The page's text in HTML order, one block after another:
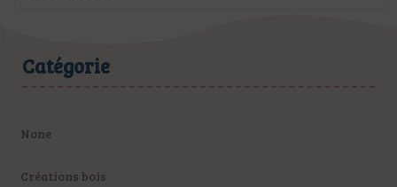
Catégorie
None
Créations bois